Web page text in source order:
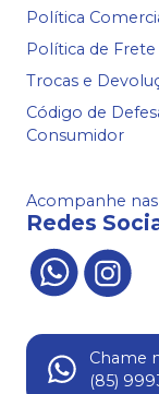
Política
Política de Frete
Trocas e
Código de
Consumidor
Acompanhe nas
Redes
Chame
(85)